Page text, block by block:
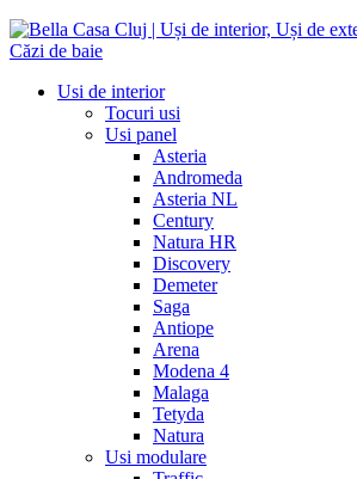
Usi de interior
Tocuri usi
Usi panel
Asteria
Andromeda
Asteria NL
Century
Natura HR
Discovery
Demeter
Saga
Antiope
Arena
Modena 4
Malaga
Tetyda
Natura
Usi modulare